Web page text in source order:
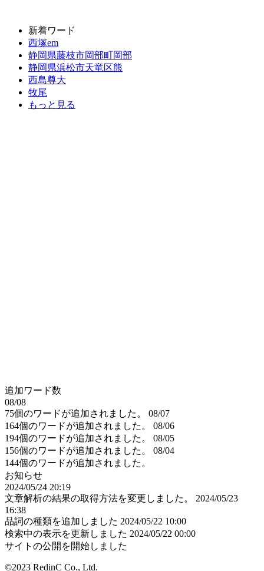
新着ワード
西塚em
静岡県藤枝市岡部町岡部
静岡県浜松市天竜区熊
西島尊大
牧尾
もっと見る
追加ワード数
08/08
75個のワードが追加されました。
08/07
164個のワードが追加されました。
08/06
194個のワードが追加されました。
08/05
156個のワードが追加されました。
08/04
144個のワードが追加されました。
お知らせ
2024/05/24 20:19
文章解析の結果の取得方法を変更しました。
2024/05/23
16:38
品詞の種類を追加しました 2024/05/22 10:00
検索中の表示を更新しました 2024/05/22 00:00
サイトの公開を開始しました
©2023 RedinC Co., Ltd.